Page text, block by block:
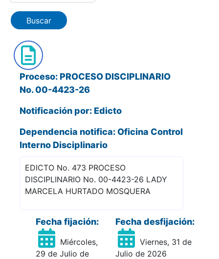
Proceso: PROCESO DISCIPLINARIO
No. 00-4423-26
Notificación por: Edicto
Dependencia notifica: Oficina Control
Interno Disciplinario
EDICTO No. 473 PROCESO
DISCIPLINARIO No. 00-4423-26 LADY
MARCELA HURTADO MOSQUERA
Fecha fijación:
Miércoles,
29 de Julio de
Fecha desfijación:
Viernes, 31 de
Julio de 2026